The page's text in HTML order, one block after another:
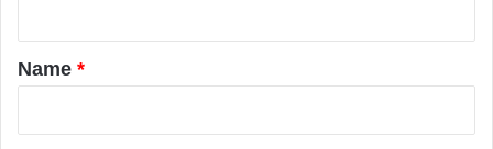
*
Name *